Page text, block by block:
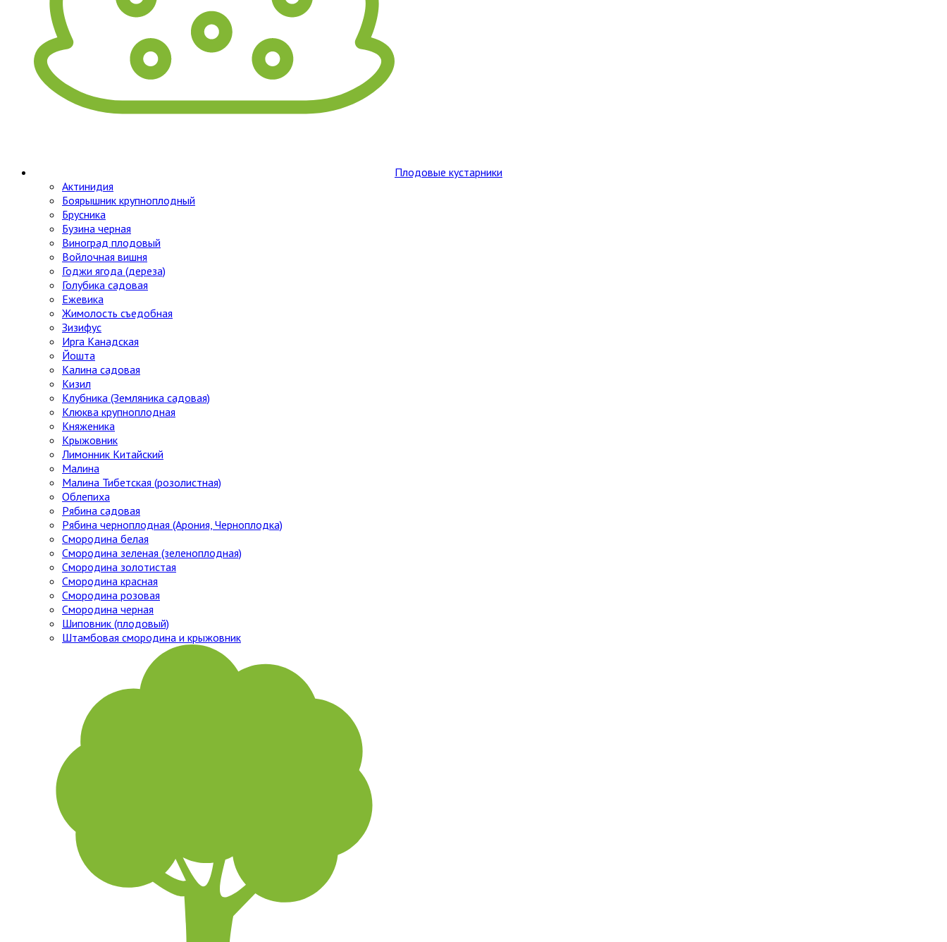
Плодовые кустарники
Актинидия
Боярышник крупноплодный
Брусника
Бузина черная
Виноград плодовый
Войлочная вишня
Годжи ягода (дереза)
Голубика садовая
Ежевика
Жимолость съедобная
Зизифус
Ирга Канадская
Йошта
Калина садовая
Кизил
Клубника (Земляника садовая)
Клюква крупноплодная
Княженика
Крыжовник
Лимонник Китайский
Малина
Малина Тибетская (розолистная)
Облепиха
Рябина садовая
Рябина черноплодная (Арония, Черноплодка)
Смородина белая
Смородина зеленая (зеленоплодная)
Смородина золотистая
Смородина красная
Смородина розовая
Смородина черная
Шиповник (плодовый)
Штамбовая смородина и крыжовник